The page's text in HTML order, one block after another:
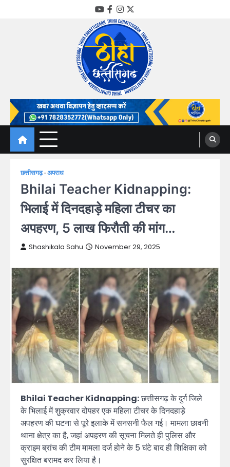
YouTube
Facebook
Instagram
Twitter
Thiha Chhattisgarh
गोठ जन-जन के
छत्तीसगढ़ अपराध
Bhilai Teacher Kidnapping:
भिलाई में दिनदहाड़े महिला टीचर का
अपहरण, 5 लाख फिरौती की मांग…
Shashikala Sahu November 29, 2025
Bhilai Teacher Kidnapping:छत्तीसगढ़ के दुर्ग जिले
के भिलाई में शुक्रवार दोपहर एक महिला टीचर के दिनदहाड़े
अपहरण की घटना से पूरे इलाके में सनसनी फैल गई। मामला छावनी
थाना क्षेत्र का है, जहां अपहरण की सूचना मिलते ही पुलिस और
क्राइम ब्रांच की टीम मामला दर्ज होने के 5 घंटे बाद ही शिक्षिका को
सुरक्षित बरामद कर लिया है।